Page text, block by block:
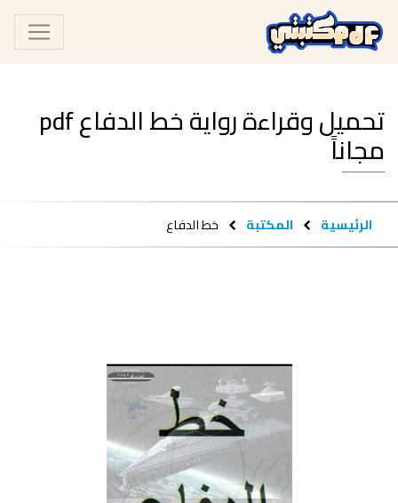
تحميل وقراءة رواية خط الدفاع pdf
مجاناً
الرئيسية المكتبة خط الدفاع